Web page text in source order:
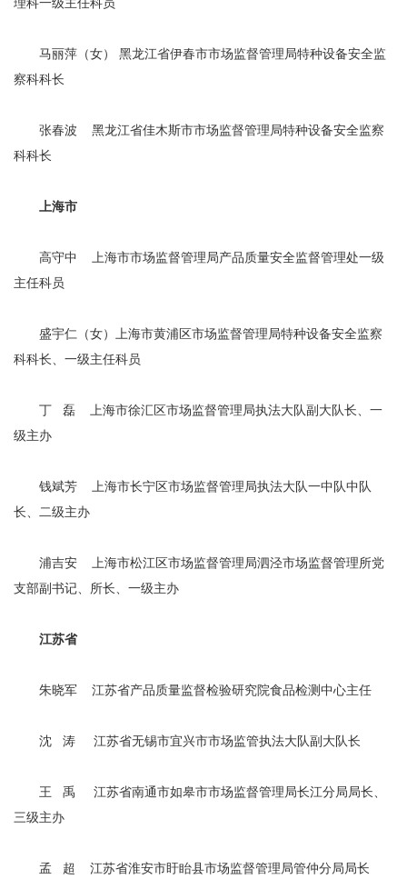
理科一级主任科员
马丽萍（女） 黑龙江省伊春市市场监督管理局特种设备安全监
察科科长
张春波 黑龙江省佳木斯市市场监督管理局特种设备安全监察
科科长
上海市
高守中 上海市市场监督管理局产品质量安全监督管理处一级
主任科员
盛宇仁（女）上海市黄浦区市场监督管理局特种设备安全监察
科科长、一级主任科员
丁 磊 上海市徐汇区市场监督管理局执法大队副大队长、一
级主办
钱斌芳 上海市长宁区市场监督管理局执法大队一中队中队
长、二级主办
浦吉安 上海市松江区市场监督管理局泗泾市场监督管理所党
支部副书记、所长、一级主办
江苏省
朱晓军 江苏省产品质量监督检验研究院食品检测中心主任
沈 涛 江苏省无锡市宜兴市市场监管执法大队副大队长
王 禹 江苏省南通市如皋市市场监督管理局长江分局局长、
三级主办
孟 超 江苏省淮安市盱眙县市场监督管理局管仲分局局长